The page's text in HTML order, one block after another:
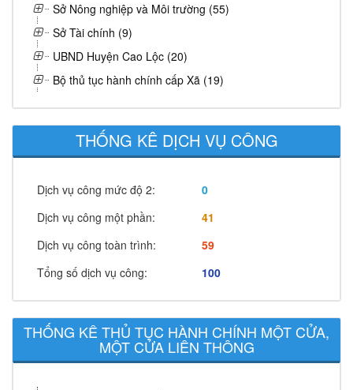
Sở Nông nghiệp và Môi trường (55)
Sở Tài chính (9)
UBND Huyện Cao Lộc (20)
Bộ thủ tục hành chính cấp Xã (19)
THỐNG KÊ DỊCH VỤ CÔNG
Dịch vụ công mức độ 2:
0
Dịch vụ công một phần:
41
Dịch vụ công toàn trình:
59
Tổng số dịch vụ công:
100
THỐNG KÊ THỦ TỤC HÀNH CHÍNH MỘT CỬA,
MỘT CỬA LIÊN THÔNG